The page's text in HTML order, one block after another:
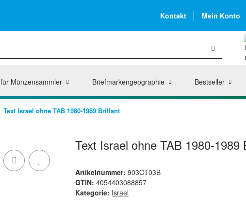
Kontakt Mein Konto
für Münzensammler Briefmarkengeographie Bestseller
Text Israel ohne TAB 1980-1989 Brillant
Text Israel ohne TAB 1980-1989
Artikelnummer: 903OT03B
GTIN: 4054403088857
Kategorie: Israel